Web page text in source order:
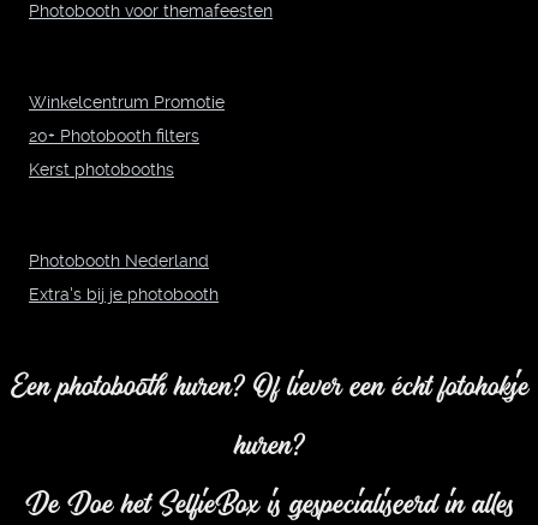
Photobooth voor themafeesten
Winkelcentrum Promotie
20+ Photobooth filters
Kerst photobooths
Photobooth Nederland
Extra's bij je photobooth
Een photobooth huren? Of liever een écht fotohokje
huren?
De Doe het SelfieBox is gespecialiseerd in alles